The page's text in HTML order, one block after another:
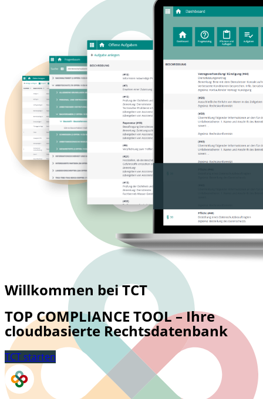
Willkommen bei TCT
TOP COMPLIANCE TOOL – Ihre
cloudbasierte Rechtsdatenbank
TCT starten